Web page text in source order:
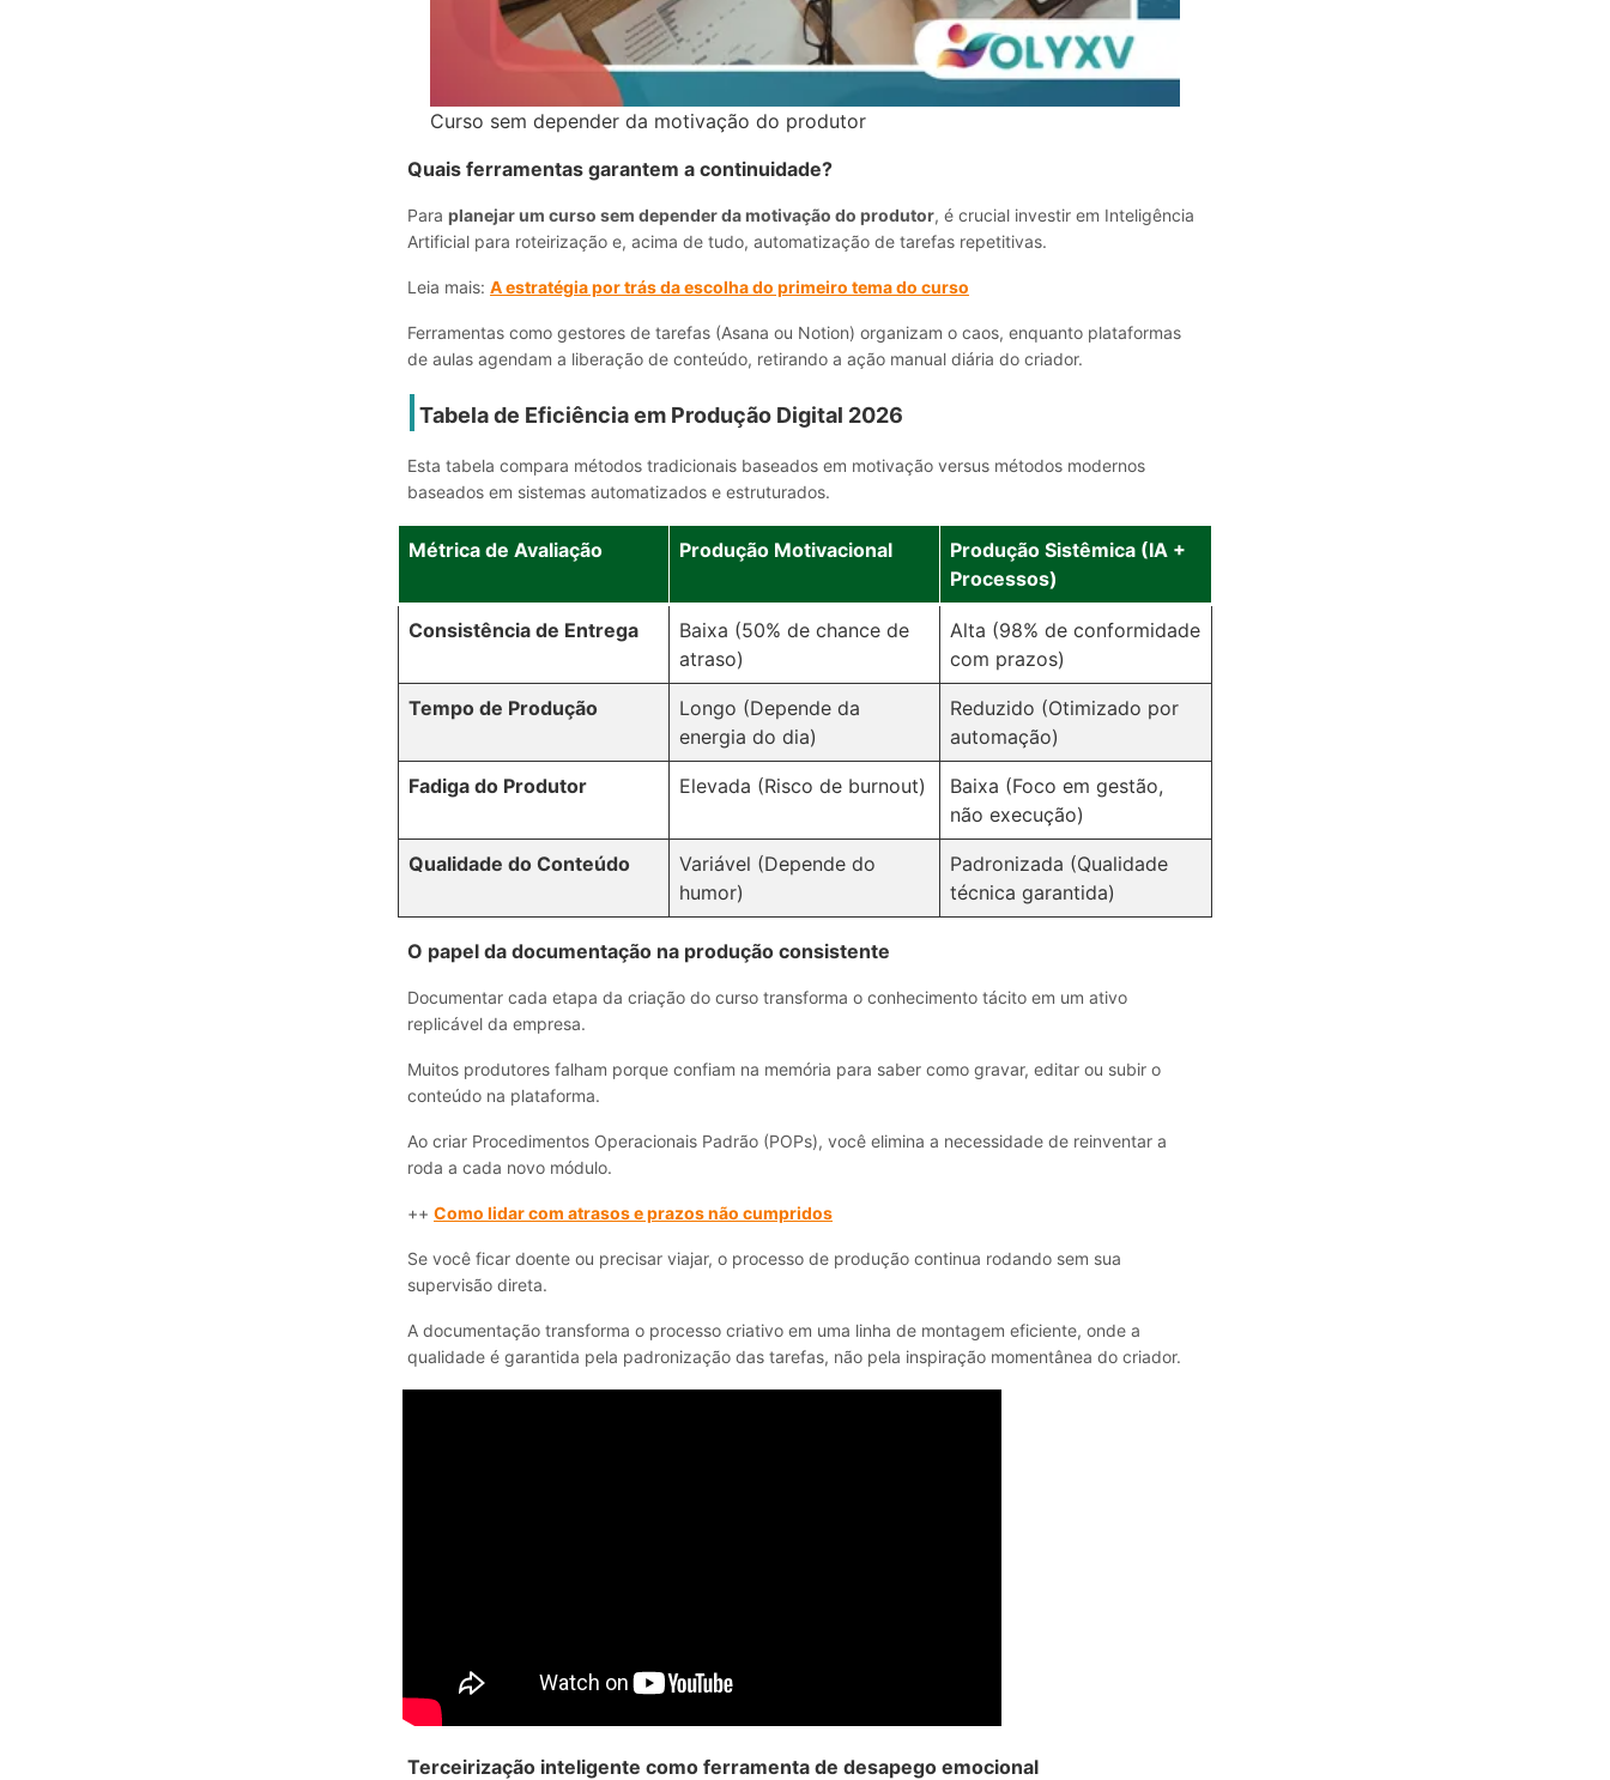
Curso sem depender da motivação do produtor
Quais ferramentas garantem a continuidade?
Para planejar um curso sem depender da motivação do produtor, é crucial investir em Inteligência
Artificial para roteirização e, acima de tudo, automatização de tarefas repetitivas.
Leia mais: A estratégia por trás da escolha do primeiro tema do curso
Ferramentas como gestores de tarefas (Asana ou Notion) organizam o caos, enquanto plataformas
de aulas agendam a liberação de conteúdo, retirando a ação manual diária do criador.
Tabela de Eficiência em Produção Digital 2026
Esta tabela compara métodos tradicionais baseados em motivação versus métodos modernos
baseados em sistemas automatizados e estruturados.
Métrica de Avaliação Produção Motivacional
Produção Sistêmica (IA +
Processos)
Consistência de Entrega
Baixa (50% de chance de
atraso)
Alta (98% de conformidade
com prazos)
Tempo de Produção
Longo (Depende da
energia do dia)
Reduzido (Otimizado por
automação)
Fadiga do Produtor Elevada (Risco de burnout)
Baixa (Foco em gestão,
não execução)
Qualidade do Conteúdo
Variável (Depende do
humor)
Padronizada (Qualidade
técnica garantida)
O papel da documentação na produção consistente
Documentar cada etapa da criação do curso transforma o conhecimento tácito em um ativo
replicável da empresa.
Muitos produtores falham porque confiam na memória para saber como gravar, editar ou subir o
conteúdo na plataforma.
Ao criar Procedimentos Operacionais Padrão (POPs), você elimina a necessidade de reinventar a
roda a cada novo módulo.
++ Como lidar com atrasos e prazos não cumpridos
Se você ficar doente ou precisar viajar, o processo de produção continua rodando sem sua
supervisão direta.
A documentação transforma o processo criativo em uma linha de montagem eficiente, onde a
qualidade é garantida pela padronização das tarefas, não pela inspiração momentânea do criador.
Terceirização inteligente como ferramenta de desapego emocional